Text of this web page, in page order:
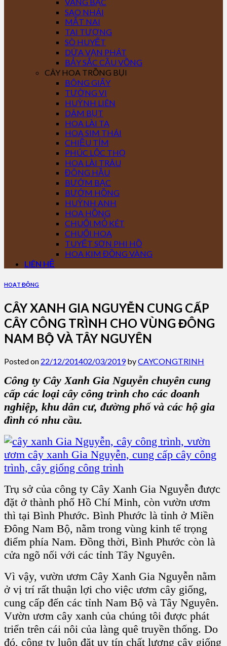
SAO NHÁI
MẮT NAI
TAI TƯỢNG
SÒ HUYẾT
DỨA VẠN PHÁT
BẢY SẮC CẦU VỒNG
CÂY HOA TRỒNG BỤI
BÔNG GIẤY
TƯỜNG VI
HUỲNH LIÊN
DÂM BỤT
HOA LÀI TA
HOA SIM THÁI
CHIỀU TÍM
PHÚC LỘC THỌ
HOA LÀI TRÂU
ĐÔNG HẦU
BƯỚM BẠC
BƯỚM HỒNG
HUỲNH ANH
HOA HỒNG
CHUỐI MỎ KÉT
CHUỐI HOA
TUYẾT SƠN PHI HỒ
HOA KIM ĐỒNG VÀNG
LIÊN HỆ
HOẠT ĐỘNG
CÂY XANH GIA NGUYỄN CUNG CẤP
CÂY CÔNG TRÌNH CHO VÙNG ĐÔNG
NAM BỘ VÀ TÂY NGUYÊN
Posted on 22/12/201402/03/2019byCAYCONGTRINH
Công ty Cây Xanh Gia Nguyễn chuyên cung
cấp các loại cây công trình cho các doanh
nghiệp, khu dân cư, đường phố và các hộ gia
đình có nhu cầu.
Trụ sở của công ty Cây Xanh Gia Nguyễn được
đặt ở thành phố Hồ Chí Minh, còn vườn ươm
thì tại Bình Phước. Bình Phước là tỉnh ở Miền
Đông Nam Bộ, nằm trong vùng kinh tế trọng
điểm phía Nam. Đồng thời, Bình Phước còn là
cửa ngõ nối với các tỉnh Tây Nguyên.
Vì vậy, vườn ươm Cây Xanh Gia Nguyễn nằm
ở vị trí rất thuận lợi cho việc ươm cây giống,
cung cấp đến các tỉnh Nam Bộ và Tây Nguyên.
Vườn ươm cây xanh của chúng tôi được phát
triển trên cái nôi của làng quê truyền thống. Do
đó, công ty luôn đặt uy tín chất lượng cây giống